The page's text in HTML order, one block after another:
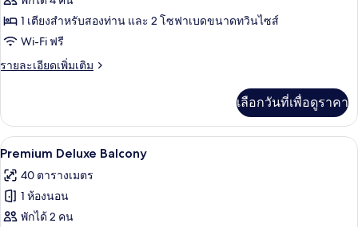
Friends
and
Family
Quadruple
1 เตียงสำหรับสองท่าน และ 2 โซฟาเบดขนาดทวินไซส์
Wi-Fi ฟรี
รายละเอียดเพิ่มเติม
ราย
เกี่ยว
กับ
Friends
Family
Quadruple
เลือกวันที่เพื่อดูราคา
เปิด
ภาพถ่าย
ทั้งหมด
ของ
Premium Deluxe Balcony | ตู้นิรภัยใ
5
Premium Deluxe Balcony
40 ตารางเมตร
1 ห้องนอน
พักได้ 2 คน